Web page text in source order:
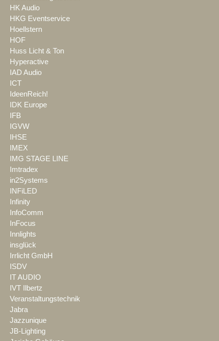
HK Audio
HKG Eventservice
Hoellstern
HOF
Huss Licht & Ton
Hyperactive
IAD Audio
ICT
IdeenReich!
IDK Europe
IFB
IGVW
IHSE
IMEX
IMG STAGE LINE
Imtradex
in2Systems
INFiLED
Infinity
InfoComm
InFocus
Innlights
insglück
Irrlicht GmbH
ISDV
IT AUDIO
IVT Ilbertz
Veranstaltungstechnik
Jabra
Jazzunique
JB-Lighting